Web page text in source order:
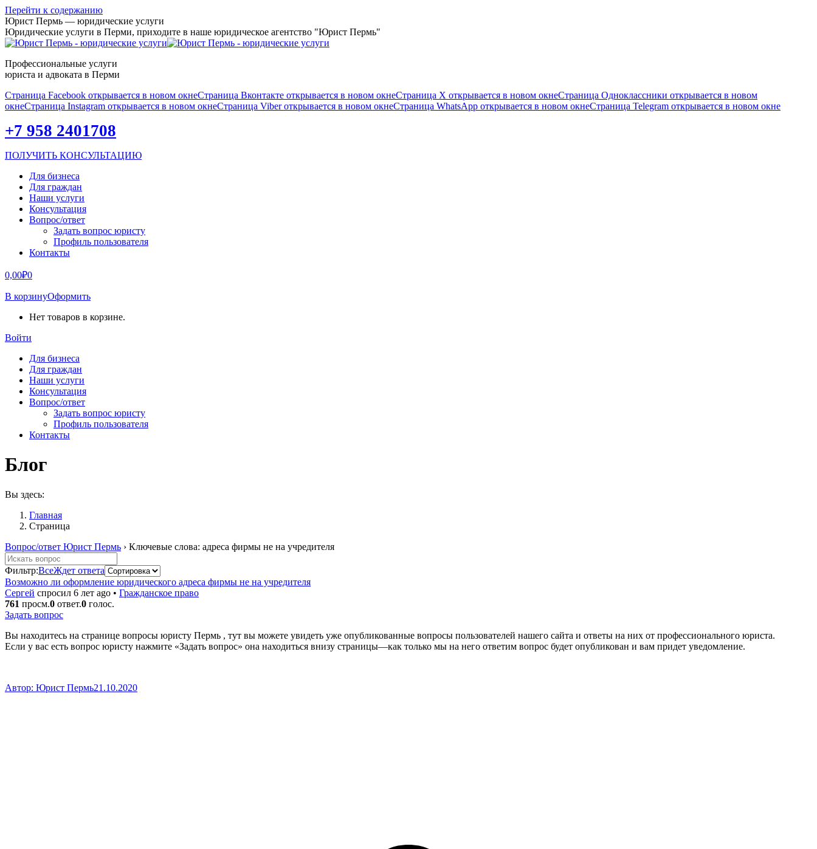
Перейти к содержанию
Юрист Пермь — юридические услуги
Юридические услуги в Перми, приходите в наше юридическое агентство "Юрист Пермь"
Профессиональные услуги
юриста и адвоката в Перми
Страница Facebook открывается в новом окнеСтраница Вконтакте открывается в новом окнеСтраница X открывается в новом окнеСтраница Одноклассники открывается в новом
окнеСтраница Instagram открывается в новом окнеСтраница Viber открывается в новом окнеСтраница WhatsApp открывается в новом окнеСтраница Telegram открывается в новом окне
+7 958 2401708
ПОЛУЧИТЬ КОНСУЛЬТАЦИЮ
Для бизнеса
Для граждан
Наши услуги
Консультация
Вопрос/ответ
Задать вопрос юристу
Профиль пользователя
Контакты
0,00₽0
В корзинуОформить
Нет товаров в корзине.
Войти
Для бизнеса
Для граждан
Наши услуги
Консультация
Вопрос/ответ
Задать вопрос юристу
Профиль пользователя
Контакты
Блог
Вы здесь:
Главная
Страница
Вопрос/ответ Юрист Пермь › Ключевые слова: адреса фирмы не на учредителя
Фильтр:ВсеЖдет ответа
Возможно ли оформление юридического адреса фирмы не на учредителя
Сергей спросил 6 лет ago • Гражданское право
761 просм.0 ответ.0 голос.
Задать вопрос
Вы находитесь на странице вопросы юристу Пермь , тут вы можете увидеть уже опубликованные вопросы пользователей нашего сайта и ответы на них от профессионального юриста.
Если у вас есть вопрос юристу нажмите «Задать вопрос» она находиться внизу страницы—как только мы на него ответим вопрос будет опубликован и вам придет уведомление.
Автор: Юрист Пермь21.10.2020